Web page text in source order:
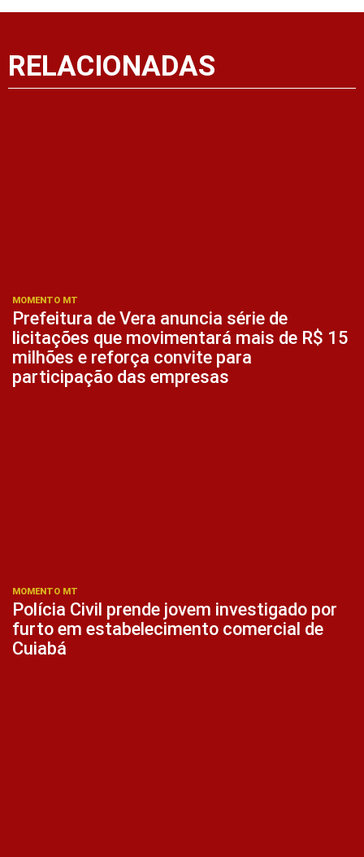
RELACIONADAS
MOMENTO MT
Prefeitura de Vera anuncia série de
licitações que movimentará mais de R$ 15
milhões e reforça convite para
participação das empresas
MOMENTO MT
Polícia Civil prende jovem investigado por
furto em estabelecimento comercial de
Cuiabá